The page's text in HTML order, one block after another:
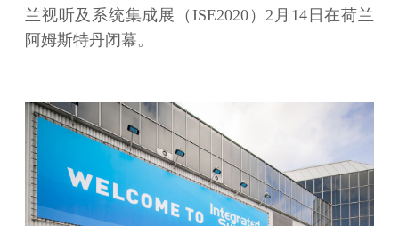
兰视听及系统集成展（ISE2020）2月14日在荷兰
阿姆斯特丹闭幕。